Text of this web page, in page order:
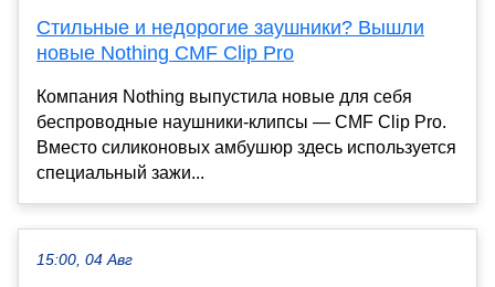
Стильные и недорогие заушники? Вышли
новые Nothing CMF Clip Pro
Компания Nothing выпустила новые для себя
беспроводные наушники-клипсы — CMF Clip Pro.
Вместо силиконовых амбушюр здесь используется
специальный зажи...
15:00, 04 Авг